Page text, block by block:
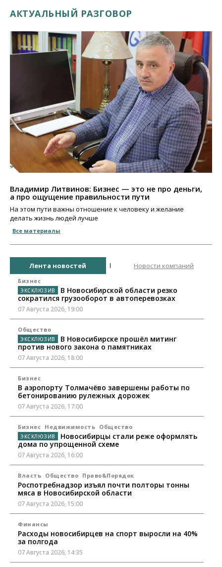
АКТУАЛЬНЫЙ РАЗГОВОР
Владимир Литвинов: Бизнес — это не про деньги,
а про ощущение правильности пути
На этом пути важны отношение к человеку и желание
делать жизнь людей лучше
Все материалы
Лента новостей Новости компаний
Бизнес
В Новосибирской области резко
сократился грузооборот в автоперевозках
07 Августа 2026, 19:00
Общество
В Новосибирске прошёл митинг
против нового закона о памятниках
07 Августа 2026, 18:00
Бизнес
В аэропорту Толмачёво завершены работы по
бетонированию рулежных дорожек
07 Августа 2026, 17:00
Бизнес Недвижимость Общество
Новосибирцы стали реже оформлять
дома по упрощенной схеме
07 Августа 2026, 16:00
Власть Общество Право&Порядок
Роспотребнадзор изъял почти полторы тонны
мяса в Новосибирской области
07 Августа 2026, 15:00
Финансы
Расходы новосибирцев на спорт выросли на 40%
за полгода
07 Августа 2026, 14:35